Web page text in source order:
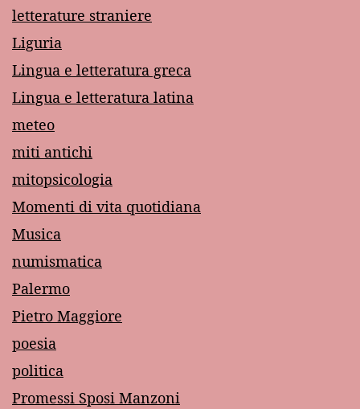
letterature straniere
Liguria
Lingua e letteratura greca
Lingua e letteratura latina
meteo
miti antichi
mitopsicologia
Momenti di vita quotidiana
Musica
numismatica
Palermo
Pietro Maggiore
poesia
politica
Promessi Sposi Manzoni